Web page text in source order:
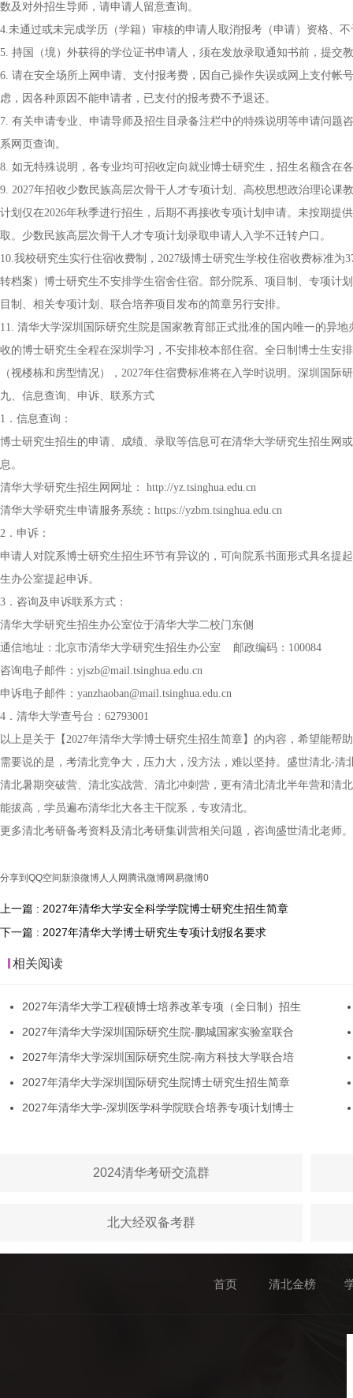
数及对外招生导师，请申请人留意查询。
4.未通过或未完成学历（学籍）审核的申请人取消报考（申请）资格、
5. 持国（境）外获得的学位证书申请人，须在发放录取通知书前，提交
6. 请在安全场所上网申请、支付报考费，因自己操作失误或网上支付
虑，因各种原因不能申请者，已支付的报考费不予退还。
7. 有关申请专业、申请导师及招生目录备注栏中的特殊说明等申请问
系网页查询。
8. 如无特殊说明，各专业均可招收定向就业博士研究生，招生名额含在
9. 2027年招收少数民族高层次骨干人才专项计划、高校思想政治理论
计划仅在2026年秋季进行招生，后期不再接收专项计划申请。未按期
取。少数民族高层次骨干人才专项计划录取申请人入学不迁转户口。
10.我校研究生实行住宿收费制，2027级博士研究生学校住宿收费标准
转档案）博士研究生不安排学生宿舍住宿。部分院系、项目制、专项计
目制、相关专项计划、联合培养项目发布的简章另行安排。
11. 清华大学深圳国际研究生院是国家教育部正式批准的国内唯一的异
收的博士研究生全程在深圳学习，不安排校本部住宿。全日制博士生安
（视楼栋和房型情况），2027年住宿费标准将在入学时说明。深圳国际
九、信息查询、申诉、联系方式
1．信息查询：
博士研究生招生的申请、成绩、录取等信息可在清华大学研究生招生网
息。
清华大学研究生招生网网址： http://yz.tsinghua.edu.cn
清华大学研究生申请服务系统：https://yzbm.tsinghua.edu.cn
2．申诉：
申请人对院系博士研究生招生环节有异议的，可向院系书面形式具名提
生办公室提起申诉。
3．咨询及申诉联系方式：
清华大学研究生招生办公室位于清华大学二校门东侧
通信地址：北京市清华大学研究生招生办公室 邮政编码：100084
咨询电子邮件：yjszb@mail.tsinghua.edu.cn
申诉电子邮件：yanzhaoban@mail.tsinghua.edu.cn
4．清华大学查号台：62793001
以上是关于【2027年清华大学博士研究生招生简章】的内容，希望能帮
需要说的是，考清北竞争大，压力大，没方法，难以坚持。盛世清北-
清北暑期突破营、清北实战营、清北冲刺营，更有清北清北半年营和清
能拔高，学员遍布清华北大各主干院系，专攻清北。
更多清北考研备考资料及清北考研集训营相关问题，咨询盛世清北老师。
分享到 QQ空间 新浪微博人人网 腾讯微博网易微博0
上一篇 : 2027年清华大学安全科学学院博士研究生招生简章
下一篇 : 2027年清华大学博士研究生专项计划报名要求
相关阅读
2027年清华大学工程硕博士培养改革专项（全日制）招生
2027年清华大学深圳国际研究生院-鹏城国家实验室联合
2027年清华大学深圳国际研究生院-南方科技大学联合培
2027年清华大学深圳国际研究生院博士研究生招生简章
2027年清华大学-深圳医学科学院联合培养专项计划博士
2024清华考研交流群
北大经双备考群
首页 清北金榜